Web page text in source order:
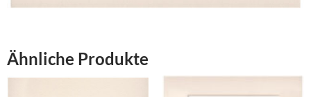
Ähnliche Produkte